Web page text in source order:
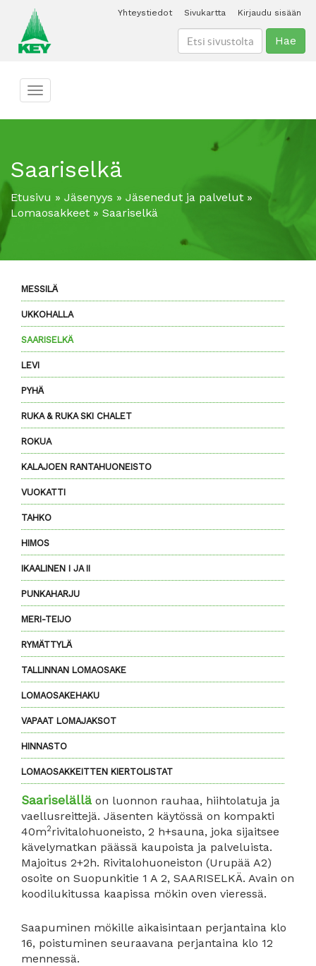
Yhteystiedot Sivukartta Kirjaudu sisään
Hae
Toggle navigation
Saariselkä
Etusivu » Jäsenyys » Jäsenedut ja palvelut »
Lomaosakkeet » Saariselkä
MESSILÄ
UKKOHALLA
SAARISELKÄ
LEVI
PYHÄ
RUKA & RUKA SKI CHALET
ROKUA
KALAJOEN RANTAHUONEISTO
VUOKATTI
TAHKO
HIMOS
IKAALINEN I JA II
PUNKAHARJU
MERI-TEIJO
RYMÄTTYLÄ
TALLINNAN LOMAOSAKE
LOMAOSAKEHAKU
VAPAAT LOMAJAKSOT
HINNASTO
LOMAOSAKKEITTEN KIERTOLISTAT
Saariselälläon luonnon rauhaa, hiihtolatuja ja
vaellusreittejä. Jäsenten käytössä on kompakti
40m2rivitalohuoneisto, 2 h+sauna, joka sijaitsee
kävelymatkan päässä kaupoista ja palveluista.
Majoitus 2+2h. Rivitalohuoneiston (Urupää A2)
osoite on Suopunkitie 1 A 2, SAARISELKÄ. Avain on
koodilukitussa kaapissa mökin oven vieressä.
Saapuminen mökille aikaisintaan perjantaina klo
16, poistuminen seuraavana perjantaina klo 12
mennessä.